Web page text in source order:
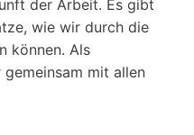
der Arbeit. Es gibt
wie wir durch die
können. Als
mit allen